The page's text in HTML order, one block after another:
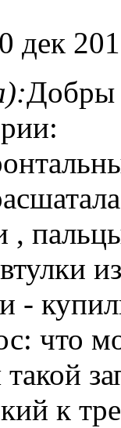
дек
Добры
,
-
что
к